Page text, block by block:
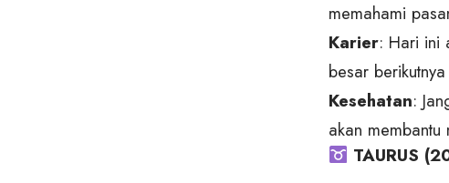
memahami
Karier: Hari ini
besar
Kesehatan:
akan
TAURUS